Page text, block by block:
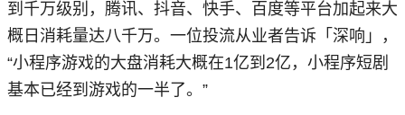
到千万级别，腾讯、抖音、快手、百度等平台加起来大
概日消耗量达八千万。一位投流从业者告诉「深响」，
“小程序游戏的大盘消耗大概在1亿到2亿，小程序短剧
基本已经到游戏的一半了。”